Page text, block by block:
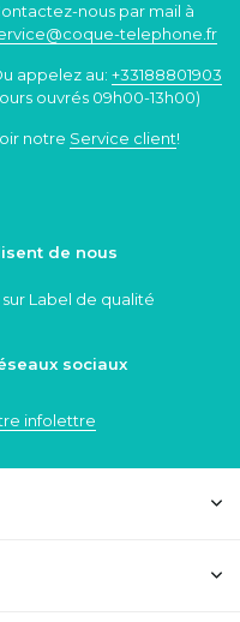
nous par mail à
-telephone.fr
appelez au: +33188801903
ouvrés 09h00-13h00)
notre Service client!
de nous
sur Label de qualité
sociaux
infolettre